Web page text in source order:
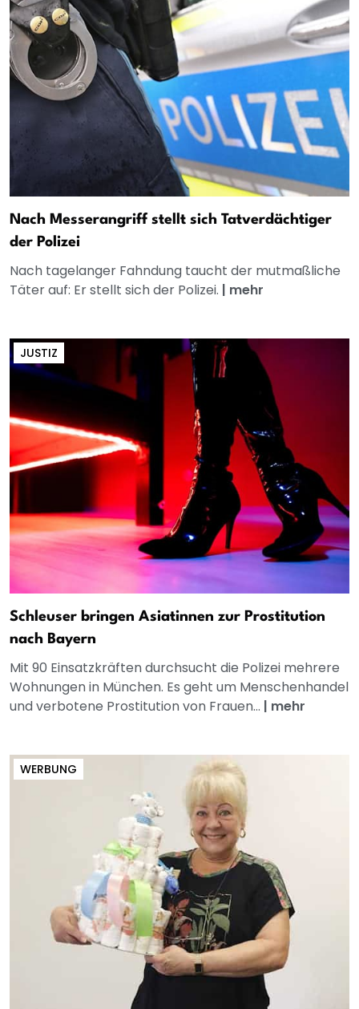
Nach Messerangriff stellt sich Tatverdächtiger
der Polizei
Nach tagelanger Fahndung taucht der mutmaßliche
Täter auf: Er stellt sich der Polizei. | mehr
JUSTIZ
Schleuser bringen Asiatinnen zur Prostitution
nach Bayern
Mit 90 Einsatzkräften durchsucht die Polizei mehrere
Wohnungen in München. Es geht um Menschenhandel
und verbotene Prostitution von Frauen... | mehr
WERBUNG